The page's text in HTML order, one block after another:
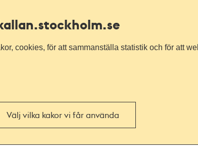
.stockholm.se
cookies, för att sammanställa statistik och för att
Välj vilka kakor vi får använda